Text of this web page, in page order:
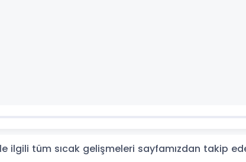
ilgili tüm sıcak gelişmeleri sayfamızdan takip